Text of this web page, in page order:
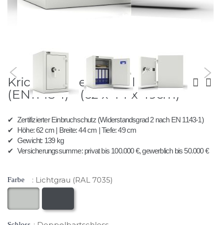
Zum
Anfang
der
Bildergalerie
Krios 60 - Tresor Grad 2
(EN1143-1) - (62 x 44 x 49cm)
✔ Zertifizierter Einbruchschutz (Widerstandsgrad 2 nach EN 1143-1)
✔ Höhe: 62 cm | Breite: 44 cm | Tiefe: 49 cm
✔ Gewicht: 139 kg
✔ Versicherungssumme: privat bis 100.000 €, gewerblich bis 50.000 €
Farbe Lichtgrau (RAL 7035)